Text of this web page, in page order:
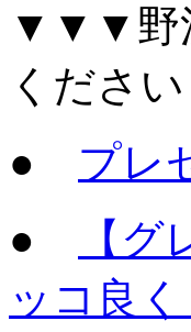
▼▼▼野
くださ
● プレ
●
【
ッコ良く